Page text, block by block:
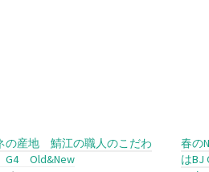
の産地 鯖江の職人のこだわ
Old&New
春の
はBJ